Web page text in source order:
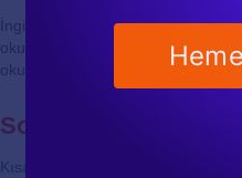
İngilizce öğrenenlerin “I read
okumak, kelime hazinesini
okumak, okuma becerisini
Sonuç
Kısacası, Türkçe’deki “kitap